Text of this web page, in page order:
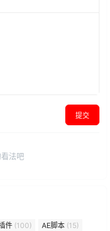
提交
法吧
件 (100) AE脚本 (15)